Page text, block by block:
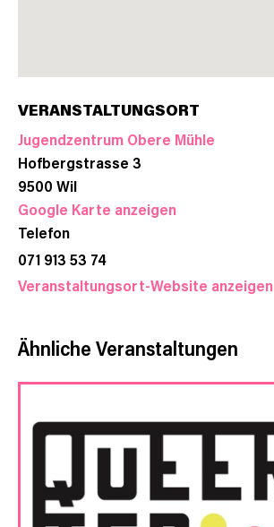
VERANSTALTUNGSORT
Jugendzentrum Obere Mühle
Hofbergstrasse 3
9500 Wil
Google Karte anzeigen
Telefon
071 913 53 74
Veranstaltungsort-Website anzeigen
Ähnliche Veranstaltungen